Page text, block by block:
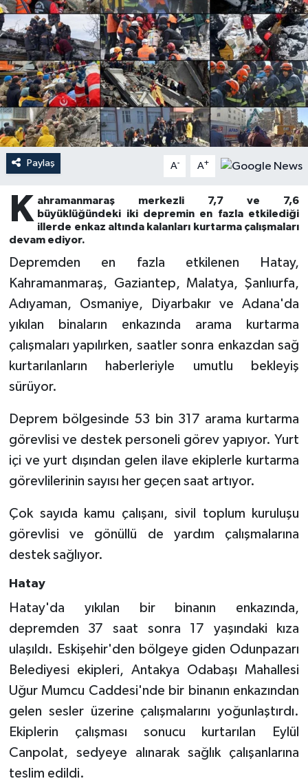
Paylaş A- A+
K ahramanmaraş merkezli 7,7 ve 7,6
büyüklüğündeki iki depremin en fazla etkilediği
illerde enkaz altında kalanları kurtarma çalışmaları
devam ediyor.
Depremden en fazla etkilenen Hatay,
Kahramanmaraş, Gaziantep, Malatya, Şanlıurfa,
Adıyaman, Osmaniye, Diyarbakır ve Adana'da
yıkılan binaların enkazında arama kurtarma
çalışmaları yapılırken, saatler sonra enkazdan sağ
kurtarılanların haberleriyle umutlu bekleyiş
sürüyor.
Deprem bölgesinde 53 bin 317 arama kurtarma
görevlisi ve destek personeli görev yapıyor. Yurt
içi ve yurt dışından gelen ilave ekiplerle kurtarma
görevlilerinin sayısı her geçen saat artıyor.
Çok sayıda kamu çalışanı, sivil toplum kuruluşu
görevlisi ve gönüllü de yardım çalışmalarına
destek sağlıyor.
Hatay
Hatay'da yıkılan bir binanın enkazında,
depremden 37 saat sonra 17 yaşındaki kıza
ulaşıldı. Eskişehir'den bölgeye giden Odunpazarı
Belediyesi ekipleri, Antakya Odabaşı Mahallesi
Uğur Mumcu Caddesi'nde bir binanın enkazından
gelen sesler üzerine çalışmalarını yoğunlaştırdı.
Ekiplerin çalışması sonucu kurtarılan Eylül
Canpolat, sedyeye alınarak sağlık çalışanlarına
teslim edildi.
Ardahan Müftülüğü
Artvin Müftülüğü
Aydın Müftülüğü
Balıkesir Müftülüğü
Bartın Müftülüğü
Batman Müftülüğü
Bayburt Müftülüğü
Bilecik Müftülüğü
Bingöl Müftülüğü
Bitlis Müftülüğü
Burdur Müftülüğü
Bursa Müftülüğü
Çanakkale Müftülüğü
Çankırı Müftülüğü
Çorum Müftülüğü
Denizli Müftülüğü
Diyarbakır Müftülüğü
Düzce Müftülüğü
Edirne Müftülüğü
Elazığ Müftülüğü
Erzincan Müftülüğü
Kudüs
Kurban
Mukabele
Peygamberimizin Hayatı
Ramazan
Sahabeler
Zekat
Hutbeler
DİYANET AKADEMİ
DİYANET GENÇLİK
DİYANET RADYO/TV
DEPREM
Dünya
Eğitim
Kültür-Sanat
Aile
Sağlık
Ekonomi
Duyurular
Podcast
Bilim, Teknoloji
Biyografiler
Diyanet TV
İhtida Haberleri
YAŞAM